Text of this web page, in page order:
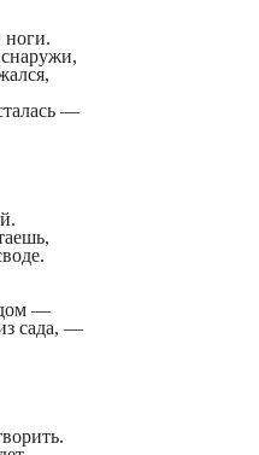
ноги.
—
—
сада, —